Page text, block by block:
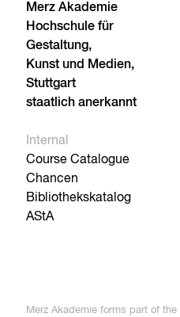
Merz Akademie
Hochschule für
Gestaltung,
Kunst und Medien,
Stuttgart
staatlich anerkannt
Internal
Course Catalogue
Chancen
Bibliothekskatalog
AStA
Merz Akademie forms part of the